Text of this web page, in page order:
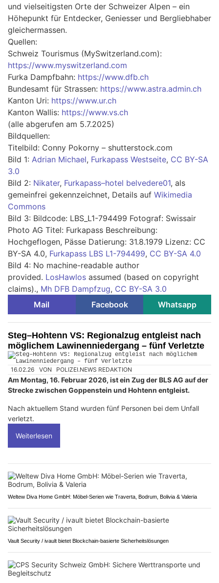
und vielseitigsten Orte der Schweizer Alpen – ein
Höhepunkt für Entdecker, Geniesser und Bergliebhaber
gleichermassen.
Quellen:
Schweiz Tourismus (MySwitzerland.com):
https://www.myswitzerland.com
Furka Dampfbahn: https://www.dfb.ch
Bundesamt für Strassen: https://www.astra.admin.ch
Kanton Uri: https://www.ur.ch
Kanton Wallis: https://www.vs.ch
(alle abgerufen am 5.7.2025)
Bildquellen:
Titelbild: Conny Pokorny – shutterstock.com
Bild 1: Adrian Michael, Furkapass Westseite, CC BY-SA
3.0
Bild 2: Nikater, Furkapass–hotel belvedere01, als
gemeinfrei gekennzeichnet, Details auf Wikimedia
Commons
Bild 3: Bildcode: LBS_L1-794499 Fotograf: Swissair
Photo AG Titel: Furkapass Beschreibung:
Hochgeflogen, Pässe Datierung: 31.8.1979 Lizenz: CC
BY-SA 4.0, Furkapass LBS L1-794499, CC BY-SA 4.0
Bild 4: No machine-readable author
provided. LosHawlos assumed (based on copyright
claims)., Mh DFB Dampfzug, CC BY-SA 3.0
Mail
Facebook Whatsapp
Steg–Hohtenn VS: Regionalzug entgleist nach
möglichem Lawinenniedergang – fünf Verletzte
16.02.26 VON POLIZEI.NEWS REDAKTION
Am Montag, 16. Februar 2026, ist ein Zug der BLS AG auf der
Strecke zwischen Goppenstein und Hohtenn entgleist.
Nach aktuellem Stand wurden fünf Personen bei dem Unfall
verletzt.
Weiterlesen
Weltew Diva Home GmbH: Möbel-Serien wie Traverta, Bodrum, Bolivia & Valeria
Vault Security / ivault bietet Blockchain-basierte Sicherheitslösungen